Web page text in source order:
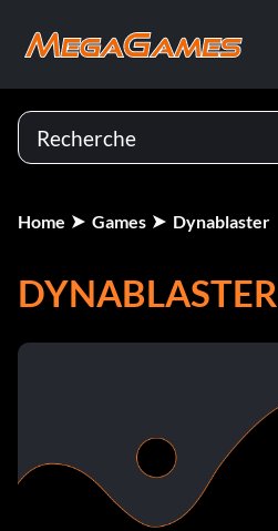
Home Games Dynablaster
DYNABLASTER